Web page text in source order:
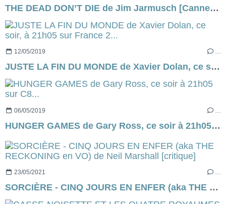
THE DEAD DON’T DIE de Jim Jarmusch [Cannes Express]
12/05/2019 …
JUSTE LA FIN DU MONDE de Xavier Dolan, ce soir, à 21h05 sur France 2...
06/05/2019
HUNGER GAMES de Gary Ross, ce soir à 21h05 sur C8...
23/05/2021 …
SORCIÈRE - CINQ JOURS EN ENFER (aka THE RECKONING en VO) de Neil Marshall [critique]